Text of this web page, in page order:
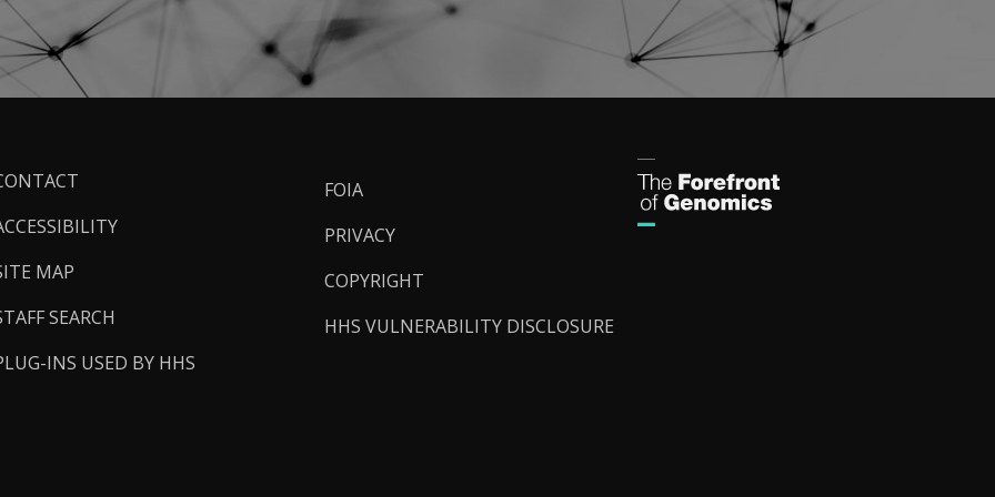
MAP
SEARCH
INS USED BY HHS
FOIA
PRIVACY
COPYRIGHT
HHS VULNERABILITY DISCLOSURE